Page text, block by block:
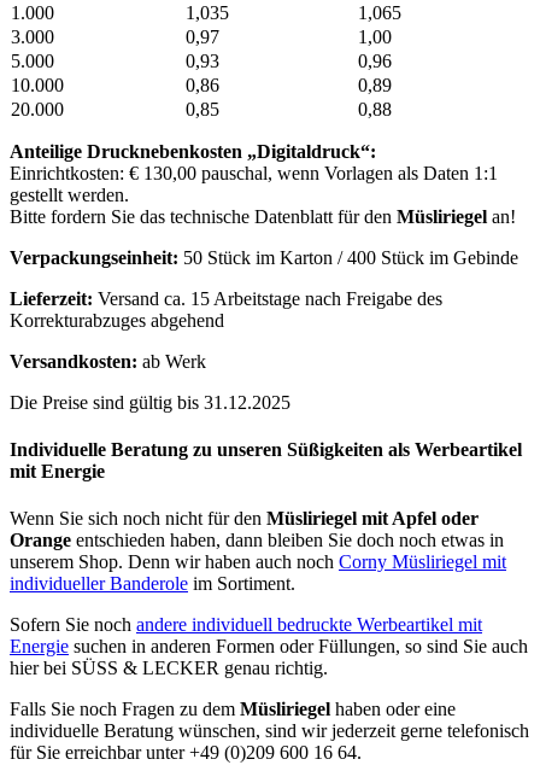
1.000
1,035
1,065
3.000
0,97
1,00
5.000
0,93
0,96
10.000
0,86
0,89
20.000
0,85 0,88
Anteilige Drucknebenkosten „Digitaldruck“:
Einrichtkosten: € 130,00 pauschal, wenn Vorlagen als Daten 1:1
gestellt werden.
Bitte fordern Sie das technische Datenblatt für den Müsliriegel an!
Verpackungseinheit: 50 Stück im Karton / 400 Stück im Gebinde
Lieferzeit: Versand ca. 15 Arbeitstage nach Freigabe des
Korrekturabzuges abgehend
Versandkosten: ab Werk
Die Preise sind gültig bis 31.12.2025
Individuelle Beratung zu unseren Süßigkeiten als Werbeartikel
mit Energie
Wenn Sie sich noch nicht für den Müsliriegel mit Apfel oder
Orange entschieden haben, dann bleiben Sie doch noch etwas in
unserem Shop. Denn wir haben auch noch Corny Müsliriegel mit
individueller Banderole im Sortiment.
Sofern Sie noch andere individuell bedruckte Werbeartikel mit
Energie suchen in anderen Formen oder Füllungen, so sind Sie auch
hier bei SÜSS & LECKER genau richtig.
Falls Sie noch Fragen zu dem Müsliriegel haben oder eine
individuelle Beratung wünschen, sind wir jederzeit gerne telefonisch
für Sie erreichbar unter +49 (0)209 600 16 64.